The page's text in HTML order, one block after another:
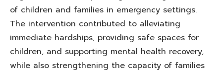
of children and families in emergency settings.
The intervention contributed to alleviating
immediate hardships, providing safe spaces for
children, and supporting mental health recovery,
while also strengthening the capacity of families